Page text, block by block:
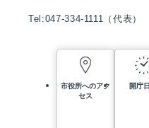
Tel:047-334-1111（代表）
市役所へのアク
セス
開庁